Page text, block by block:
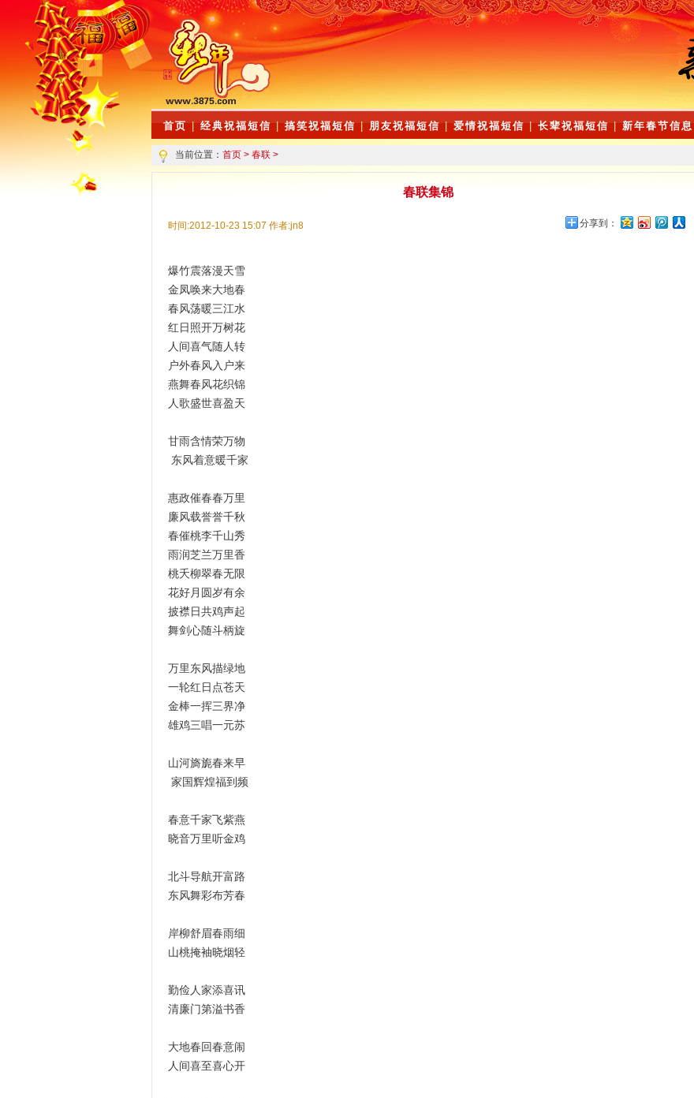
首页 | 经典祝福短信 | 搞笑祝福短信 | 朋友祝福短信 | 爱情祝福短信 | 长辈祝福短信 | 新年春节信息
当前位置： 首页 > 春联 >
春联集锦
时间:2012-10-23 15:07 作者:jn8 分享到：
爆竹震落漫天雪
金凤唤来大地春
春风荡暖三江水
红日照开万树花
人间喜气随人转
户外春风入户来
燕舞春风花织锦
人歌盛世喜盈天
甘雨含情荣万物
东风着意暖千家
惠政催春春万里
廉风载誉誉千秋
春催桃李千山秀
雨润芝兰万里香
桃夭柳翠春无限
花好月圆岁有余
披襟日共鸡声起
舞剑心随斗柄旋
万里东风描绿地
一轮红日点苍天
金棒一挥三界净
雄鸡三唱一元苏
山河旖旎春来早
家国辉煌福到频
春意千家飞紫燕
晓音万里听金鸡
北斗导航开富路
东风舞彩布芳春
岸柳舒眉春雨细
山桃掩袖晓烟轻
勤俭人家添喜讯
清廉门第溢书香
大地春回春意闹
人间喜至喜心开